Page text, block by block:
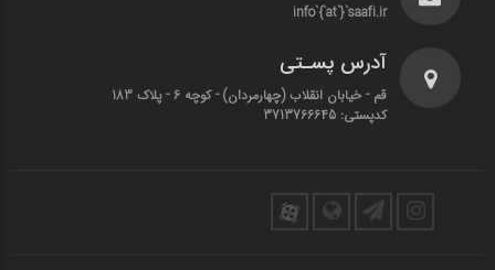
info`{`at`}`saafi.ir
آدرس پسـتی
قم - خیابان انقلاب (چهارمردان)‌ - کوچه 6 - پلاک 183
کدپستی: 3713766645